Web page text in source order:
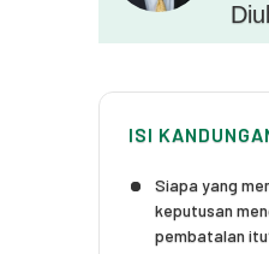
ISI
Siapa yang
keputusan
pembatalan